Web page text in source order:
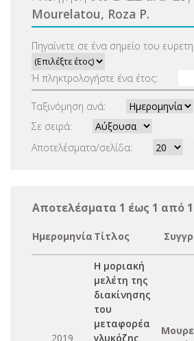
Mourelatou, Roza P.
Πηγαίνετε σε ένα σημείο του
Ή πληκτρολογήστε ένα έτος:
Ταξινόμηση ανά:
Σε σειρά:
Αποτελέσματα/σελίδα:
Αποτελέσματα 1 έως 1 από 1
Ημερομηνία Τίτλος
2019
Η μοριακή
μελέτη της
διακίνησης
του
μεταφορέα
γλυκόζης